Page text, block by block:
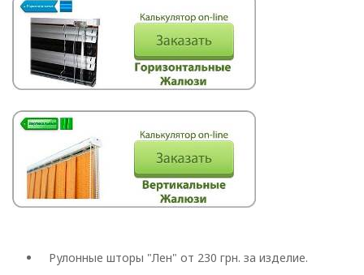
Рулонные шторы "Лен" от 230 грн. за изделие.